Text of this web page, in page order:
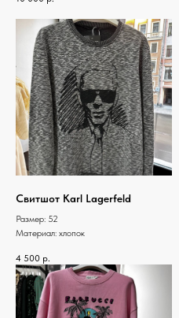
Свитшот Karl Lagerfeld
Размер: 52
Материал: хлопок
4 500 р.